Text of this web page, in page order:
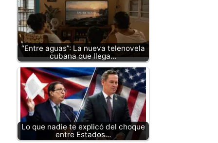
“Entre aguas”: La nueva telenovela
cubana que llega…
Lo que nadie te explicó del choque
entre Estados…